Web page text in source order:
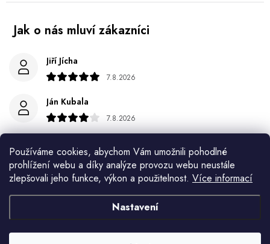
Používáme cookies, abychom Vám umožnili pohodlné
prohlížení webu a díky analýze provozu webu neustále
zlepšovali jeho funkce, výkon a použitelnost. Více informací
Nastavení
Jiří Jícha
7.8.2026
Ján Kubala
7.8.2026
anglicky .
Gabriela Březinová Vágnerová
5.8.2026
Velmi rychlé odeslání. Spokojenost